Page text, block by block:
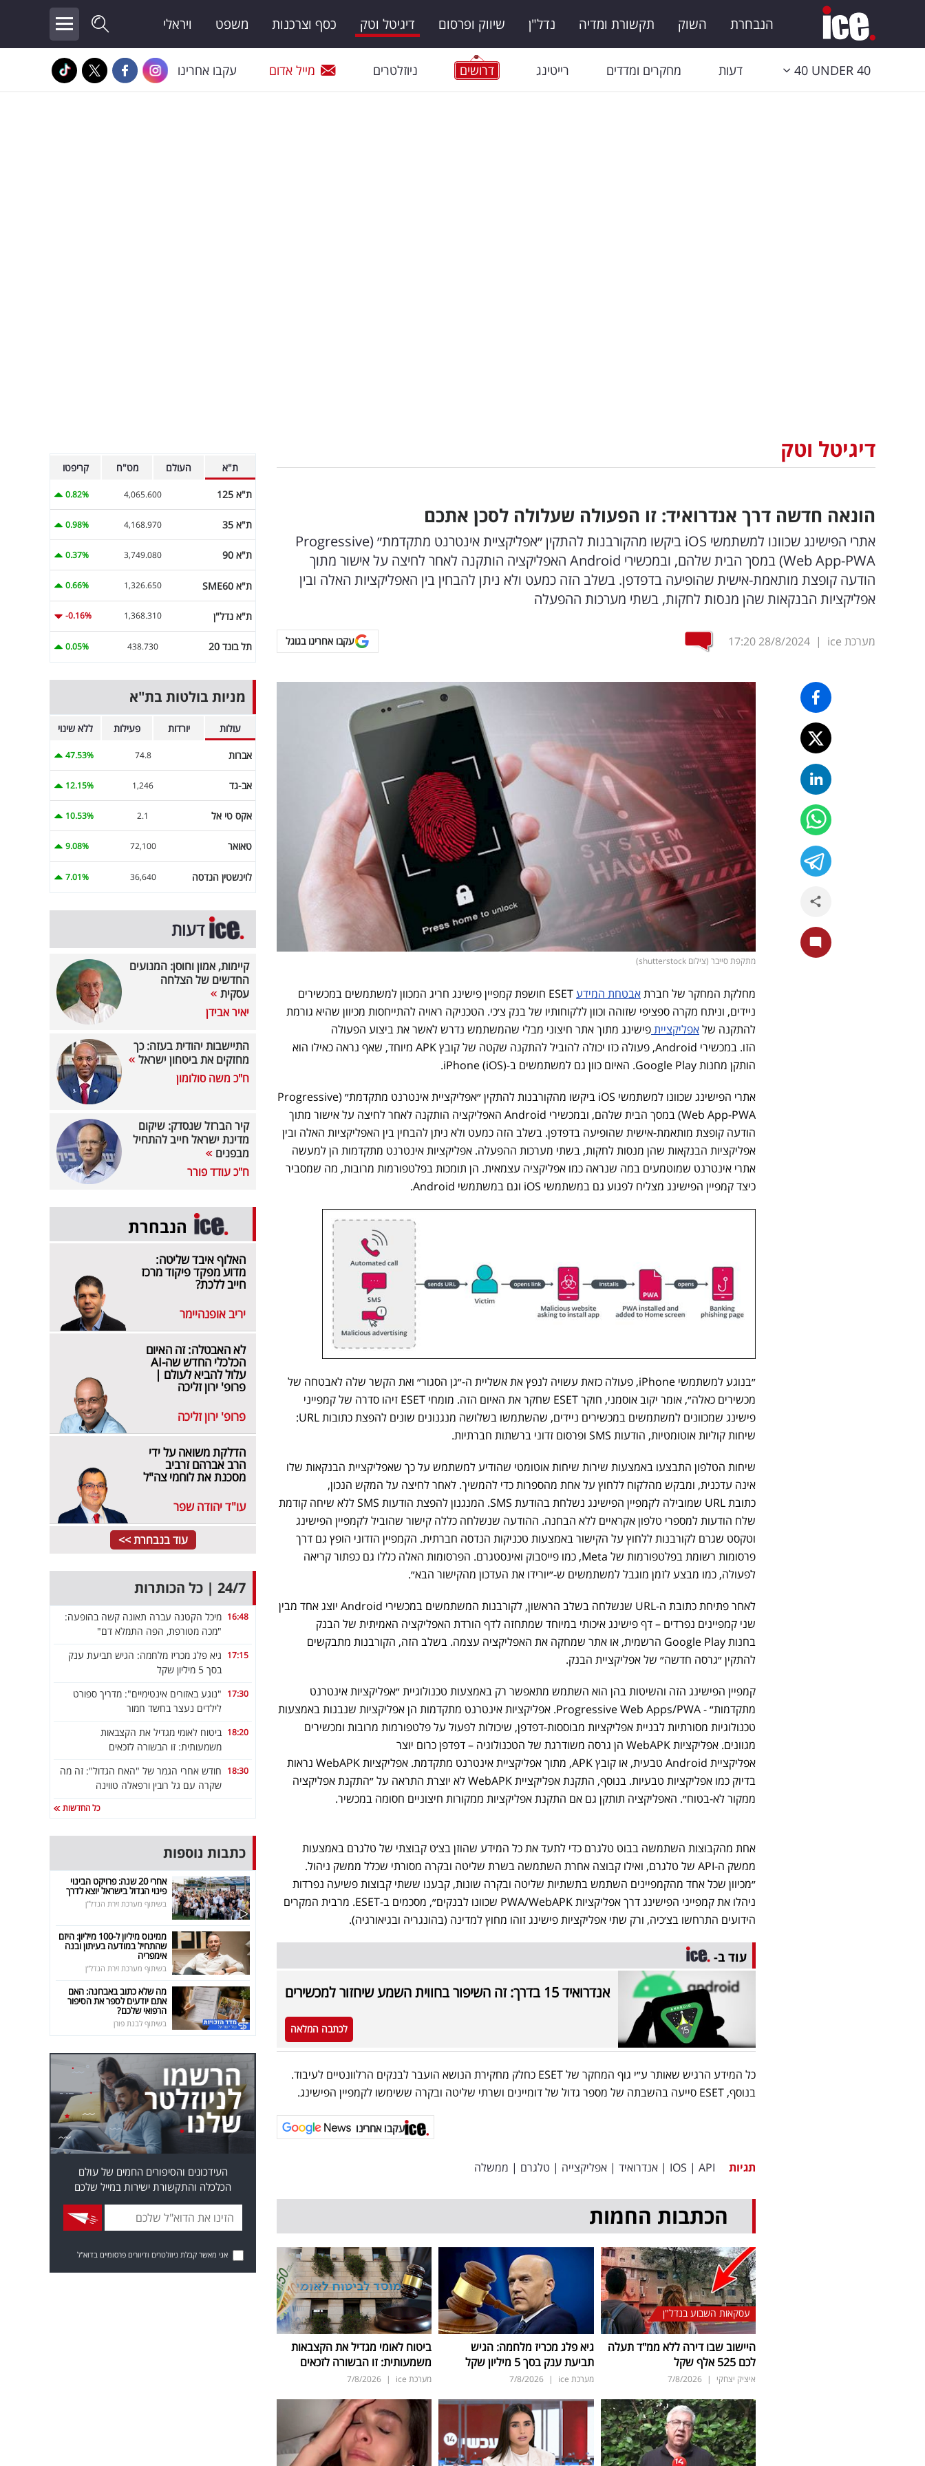
הנבחרת השוק תקשורת ומדיה נדל"ן שיווק ופרסום דיגיטל וטק כסף וצרכנות משפט ויראלי
40 UNDER 40 דעות מחקרים ומדדים רייטינג דרושים ניוזלטרים מייל אדום עקבו אחרינו
דיגיטל וטק
הונאה חדשה דרך אנדרואיד: זו הפעולה שעלולה לסכן אתכם
אתרי הפישינג שכוונו למשתמשי iOS ביקשו מהקורבנות להתקין ״אפליקציית אינטרנט מתקדמת״ (Progressive
Web App-PWA) במסך הבית שלהם, ובמכשירי Android האפליקציה הותקנה לאחר לחיצה על אישור מתוך
הודעה קופצת מותאמת-אישית שהופיעה בדפדפן. בשלב הזה כמעט ולא ניתן להבחין בין האפליקציות האלה ובין
אפליקציות הבנקאות שהן מנסות לחקות, בשתי מערכות ההפעלה
מערכת ice |
28/8/2024
17:20 עקבו אחרינו בגוגל
מתקפת סייבר (צילום shutterstock)
מחלקת המחקר של חברתאבטחת המידע
ESET חושפת קמפיין פישינג חריג המכוון למשתמשים במכשירים
ניידים, וניתח מקרה ספציפי שזוהה וכוון ללקוחותיו של בנק צ׳כי. הטכניקה ראויה להתייחסות מכיוון שהיא גורמת
להתקנה שלאפליקצייתפישינג מתוך אתר חיצוני מבלי שהמשתמש נדרש לאשר את ביצוע הפעולה
הזו. במכשירי Android, פעולה כזו יכולה להוביל להתקנה שקטה של קובץ APK מיוחד, שאף נראה כאילו הוא
הותקן מחנות Google Play. האיום כוון גם למשתמשים ב-iPhone (iOS).
אתרי הפישינג שכוונו למשתמשי iOS ביקשו מהקורבנות להתקין ״אפליקציית אינטרנט מתקדמת״ (Progressive
Web App-PWA) במסך הבית שלהם, ובמכשירי Android האפליקציה הותקנה לאחר לחיצה על אישור מתוך
הודעה קופצת מותאמת-אישית שהופיעה בדפדפן. בשלב הזה כמעט ולא ניתן להבחין בין האפליקציות האלה ובין
אפליקציות הבנקאות שהן מנסות לחקות, בשתי מערכות ההפעלה. אפליקציות אינטרנט מתקדמות הן למעשה
אתרי אינטרנט שמוטמעים במה שנראה כמו אפליקציה עצמאית. הן תומכות בפלטפורמות מרובות, מה שמסביר
כיצד קמפיין הפישינג מצליח לפגוע גם במשתמשי iOS וגם במשתמשי Android.
״בנוגע למשתמשי iPhone, פעולה כזאת עשויה לנפץ את אשליית ה-״גן הסגור״ ואת הקשר שלה לאבטחה של
מכשירים כאלה״, אומר יקוב אוסמני, חוקר ESET שחקר את האיום הזה. מומחי ESET זיהו סדרה של קמפייני
פישינג שמכוונים למשתמשים במכשירים ניידים, שהשתמשו בשלושה מנגנונים שונים להפצת כתובות URL:
שיחות קוליות אוטומטיות, הודעות SMS ופרסום זדוני ברשתות חברתיות.
שיחות הטלפון התבצעו באמצעות שירות שיחות אוטומטי שהודיע למשתמש על כך שאפליקציית הבנקאות שלו
אינה עדכנית, ומבקש מהלקוח ללחוץ על אחת מהספרות כדי להמשיך. לאחר לחיצה על המקש הנכון,
כתובת URL שמובילה לקמפיין הפישינג נשלחת בהודעת SMS. המנגנון להפצת הודעות SMS ללא שיחה קודמת
שלח הודעות למספרי טלפון אקראיים ללא הבחנה. ההודעה שנשלחה כללה קישור שהוביל לקמפיין הפישינג
וטקסט שגרם לקורבנות ללחוץ על הקישור באמצעות טכניקות הנדסה חברתית. הקמפיין הזדוני הופץ גם דרך
פרסומות רשומת בפלטפורמות של Meta, כמו פייסבוק ואינסטגרם. הפרסומות האלה כללו גם כפתור קריאה
לפעולה, כמו מבצע לזמן מוגבל למשתמשים ש-״יורידו את העדכון מהקישור הבא״.
לאחר פתיחת כתובת ה-URL שנשלחה בשלב הראשון, לקורבנות המשתמשים במכשירי Android יוצג אחד מבין
שני קמפיינים נפרדים – דף פישינג איכותי במיוחד שמתחזה לדף הורדת האפליקציה האמיתית של הבנק
בחנות Google Play הרשמית, או אתר שמחקה את האפליקציה עצמה. בשלב הזה, הקורבנות מתבקשים
להתקין ״גרסה חדשה״ של אפליקציית הבנק.
קמפיין הפישינג הזה והשיטות בהן הוא השתמש מתאפשר רק באמצעות טכנולוגיית ״אפליקציות אינטרנט
מתקדמות״ - Progressive Web Apps/PWA. אפליקציות אינטרנט מתקדמות הן אפליקציות שנבנות באמצעות
טכנולוגיות מסורתיות לבניית אפליקציות מבוססות-דפדפן, שיכולות לפעול על פלטפורמות מרובות ומכשירים
מגוונים. אפליקציות WebAPK הן גרסה משודרגת של הטכנולוגיה – דפדפן כרום יוצר
אפליקציית Android טבעית, או קובץ APK, מתוך אפליקציית אינטרנט מתקדמת. אפליקציות WebAPK נראות
בדיוק כמו אפליקציות טבעיות. בנוסף, התקנת אפליקציית WebAPK לא יוצרת התראה על ״התקנת אפליקציה
ממקור לא-בטוח״. האפליקציה תותקן גם אם התקנת אפליקציות ממקורות חיצוניים חסומה במכשיר.
אחת מהקבוצות השתמשה בבוט טלגרם כדי לתעד את כל המידע שהוזן בצ׳ט קבוצתי של טלגרם באמצעות
ממשק ה-API של טלגרם, ואילו קבוצה אחרת השתמשה בשרת שליטה ובקרה מסורתי שכלל ממשק ניהול.
״מכיוון שכל אחד מהקמפיינים השתמש בתשתיות שליטה ובקרה שונות, קבענו ששתי קבוצות פשיעה נפרדות
ניהלו את קמפייני הפישינג דרך אפליקציות PWA/WebAPK שכוונו לבנקים״, מסכמים ב-ESET. מרבית המקרים
הידועים התרחשו בצ׳כיה, ורק שתי אפליקציות פישינג זוהו מחוץ למדינה (בהונגריה ובגיאורגיה).
עוד ב-
אנדרואיד 15 בדרך: זה השיפור בחווית השמע שיחזור למכשירים
לכתבה המלאה
כל המידע הרגיש שאותר ע״י גוף המחקר של ESET כחלק מחקירת הנושא הועבר לבנקים הרלוונטיים לעיבוד.
בנוסף, ESET סייעה בהשבתה של מספר גדול של דומיינים ושרתי שליטה ובקרה ששימשו לקמפיין הפישינג.
עקבו אחרינו
תגיות API
|
IOS
| אנדרואיד | אפליקצייה | טלגרם | ממשלה
הכתבות החמות
עסקאות השבוע בנדל"ן
היישוב שבו דירה ללא ממ"ד תעלה
לכם 525 אלף שקל
איציק יצחקי |
7/8/2026
גיא פלג מכריז מלחמה: הגיש
תביעת ענק בסך 5 מיליון שקל
מערכת ice |
7/8/2026
ביטוח לאומי מגדיל את הקצבאות
משמעותית: זו הבשורה לזכאים
מערכת ice |
7/8/2026
ת"א העולם מט"ח קריפטו
ת"א 125 4,065.600
0.82%
ת"א 35 4,168.970
0.98%
ת"א 90 3,749.080
0.37%
ת"א SME60 1,326.650
0.66%
ת"א נדל"ן 1,368.310
-0.16%
תל בונד 20 438.730
0.05%
מניות בולטות בת"א
עולות יורדות פעילות ללא שינוי
אברות 74.8
47.53%
אב-גד 1,246
12.15%
אקס טי אל 2.1
10.53%
טאואר 72,100
9.08%
לוינשטין הנדסה 36,640
7.01%
דעות
קיימות, אמון וחוסן: המנועים
החדשים של הצלחה
עסקית
יאיר אבידן
התיישבות יהודית בעזה: כך
מחזקים את ביטחון ישראל
ח"כ משה סולומון
קיר הברזל שנסדק: שיקום
מדינת ישראל חייב להתחיל
מבפנים
ח"כ עודד פורר
הנבחרת
האלוף איבד שליטה:
מדוע מפקד פיקוד מרכז
חייב ללכת?
יריב אופנהיימר
לא האבטלה: זה האיום
הכלכלי החדש שה-AI
עלול להביא לעולם |
פרופ' ירון זליכה
פרופ' ירון זליכה
הדלקת משואה על ידי
הרב אברהם זרביב
מסכנת את לוחמי צה"ל
עו"ד יהודה שפר
עוד בנבחרת >>
24/7 | כל הכותרות
16:48 מיכל הקטנה עברה תאונה קשה בהופעה:
"מכה מטורפת, הפה התמלא דם"
17:15 גיא פלג מכריז מלחמה: הגיש תביעת ענק
בסך 5 מיליון שקל
17:30 "נוגע באזורים אינטימיים": מדריך ספורט
לילדים נעצר בחשד חמור
18:20 ביטוח לאומי מגדיל את הקצבאות
משמעותית: זו הבשורה לזכאים
18:30 חודש אחרי הגמר של "האח הגדול": זה מה
שקרה עם גל רובין ורפאלה טווינה
כל החדשות
כתבות נוספות
אחרי 20 שנה: פרויקט הבינוי
פינוי הגדול בישראל יוצא לדרך
בשיתוף מערכת זירת הנדל"ן
ממינוס מיליון ל-100 מיליון: היזם
שהתחיל במודעה בעיתון ובנה
אימפריה
בשיתוף מערכת זירת הנדל"ן
מה שלא כתוב באבחנה: האם
אתם יודעים לספר את הסיפור
הרפואי שלכם?
בשיתוף לבנת פורן
העידכונים והסיפורים החמים של עולם
הכלכלה והתקשורת ישירות במייל שלכם
אני מאשר קבלת ניוזלטרים ודיוורים פרסומיים בדוא"ל